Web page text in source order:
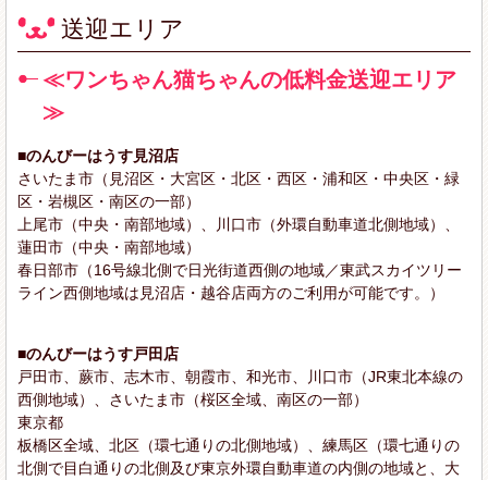
送迎エリア
≪ワンちゃん猫ちゃんの低料金送迎エリア
≫
■のんびーはうす見沼店
さいたま市（見沼区・大宮区・北区・西区・浦和区・中央区・緑
区・岩槻区・南区の一部）
上尾市（中央・南部地域）、川口市（外環自動車道北側地域）、
蓮田市（中央・南部地域）
春日部市（16号線北側で日光街道西側の地域／東武スカイツリー
ライン西側地域は見沼店・越谷店両方のご利用が可能です。）
■のんびーはうす戸田店
戸田市、蕨市、志木市、朝霞市、和光市、川口市（JR東北本線の
西側地域）、さいたま市（桜区全域、南区の一部）
東京都
板橋区全域、北区（環七通りの北側地域）、練馬区（環七通りの
北側で目白通りの北側及び東京外環自動車道の内側の地域と、大